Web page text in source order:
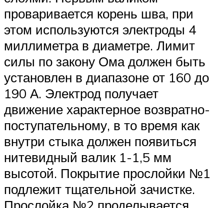
проваривается корень шва, при
этом используются электроды 4
миллиметра в диаметре. Лимит
силы по закону Ома должен быть
установлен в диапазоне от 160 до
190 А. Электрод получает
движение характерное возвратно-
поступательному, в то время как
внутри стыка должен появиться
нитевидный валик 1-1,5 мм
высотой. Покрытие прослойки №1
подлежит тщательной зачистке.